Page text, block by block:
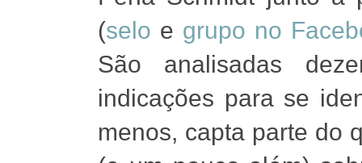
(selo e grupo no
São analisadas
indicações para se
menos, capta parte do